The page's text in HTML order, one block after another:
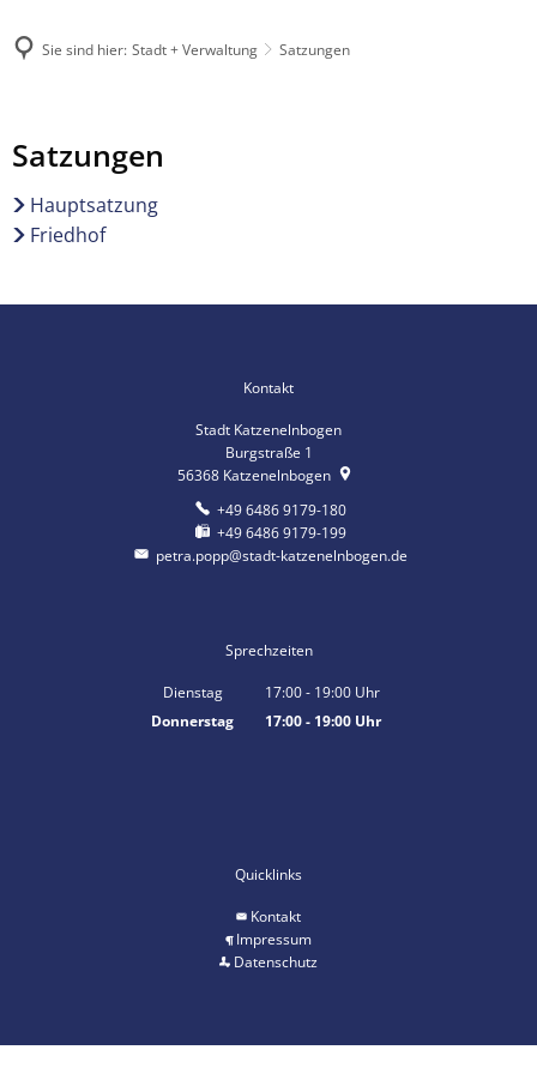
Sie sind hier: Stadt + Verwaltung Satzungen
Satzungen
Hauptsatzung
Friedhof
Kontakt
Stadt Katzenelnbogen
Burgstraße 1
56368 Katzenelnbogen
+49 6486 9179-180
+49 6486 9179-199
petra.popp@stadt-katzenelnbogen.de
Sprechzeiten
Dienstag 17:00- 19:00 Uhr
Von 17:00 bis 19:00 Uhr
Donnerstag 17:00- 19:00Uhr
Quicklinks
Kontakt
Impressum
Datenschutz